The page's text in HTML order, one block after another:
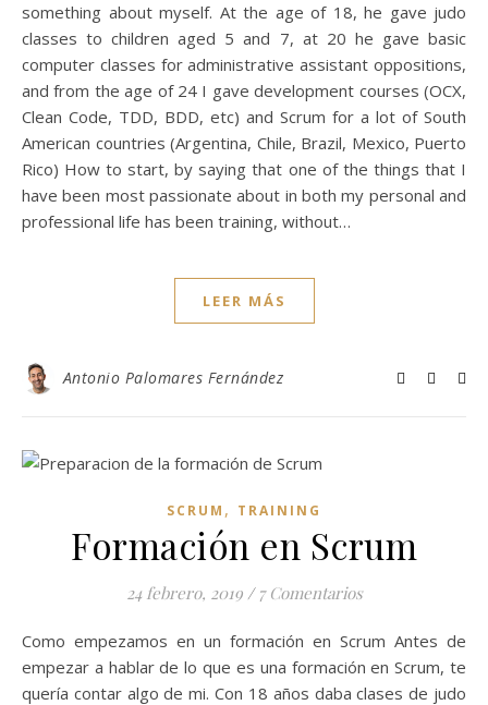
something about myself. At the age of 18, he gave judo
classes to children aged 5 and 7, at 20 he gave basic
computer classes for administrative assistant oppositions,
and from the age of 24 I gave development courses (OCX,
Clean Code, TDD, BDD, etc) and Scrum for a lot of South
American countries (Argentina, Chile, Brazil, Mexico, Puerto
Rico) How to start, by saying that one of the things that I
have been most passionate about in both my personal and
professional life has been training, without…
LEER MÁS
Antonio Palomares Fernández
SCRUM , TRAINING
Formación en Scrum
24 febrero, 2019 / 7 Comentarios
Como empezamos en un formación en Scrum Antes de
empezar a hablar de lo que es una formación en Scrum, te
quería contar algo de mi. Con 18 años daba clases de judo